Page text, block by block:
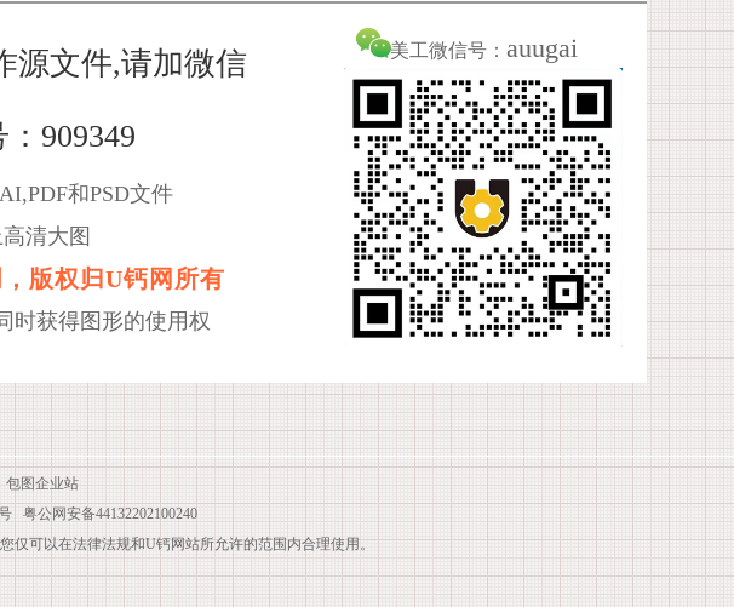
源文件,请加微信
909349
和PSD文件
清大图
版权归U钙网所有
时获得图形的使用权
美工微信号： auugai
包图企业站
粤公网安备44132202100240
仅可以在法律法规和U钙网站所允许的范围内合理使用。